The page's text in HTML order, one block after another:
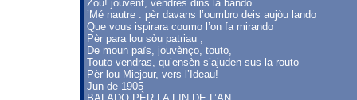
Zóu! jouvènt, vendrés dins la bando
’Mé nautre : pèr davans l’oumbro deis aujòu lando
Que vous ispirara coumo l’on fa mirando
Pèr para lou sòu patriau ;
De moun païs, jouvènço, touto,
Touto vendras, qu’ensèn s’ajuden sus la routo
Pèr lou Miejour, vers l’Ideau!
Jun de 1905